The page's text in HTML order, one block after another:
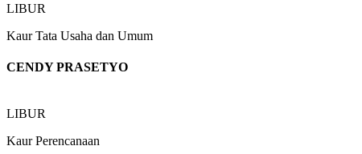
LIBUR
Kaur Tata Usaha dan Umum
CENDY PRASETYO
LIBUR
Kaur Perencanaan